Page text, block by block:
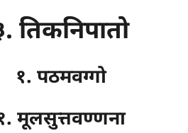
तिकनिपातो
१. पठमवग्गो
मूलसुत्तवण्णना